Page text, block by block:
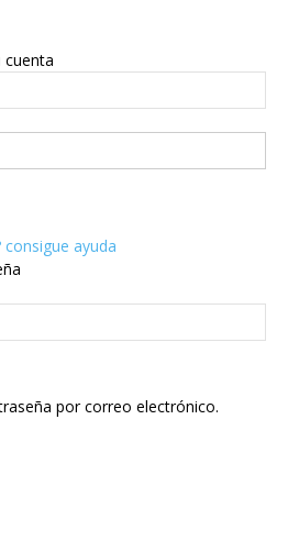
cuenta
ayuda
por correo electrónico.